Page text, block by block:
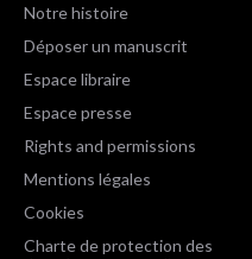
Notre histoire
Déposer un manuscrit
Espace libraire
Espace presse
Rights and permissions
Mentions légales
Cookies
Charte de protection des